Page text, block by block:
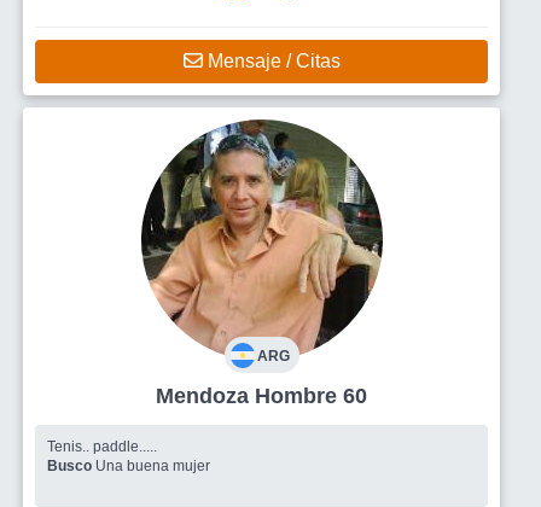
Mensaje / Citas
ARG
Mendoza Hombre 60
Tenis.. paddle.....
Busco Una buena mujer